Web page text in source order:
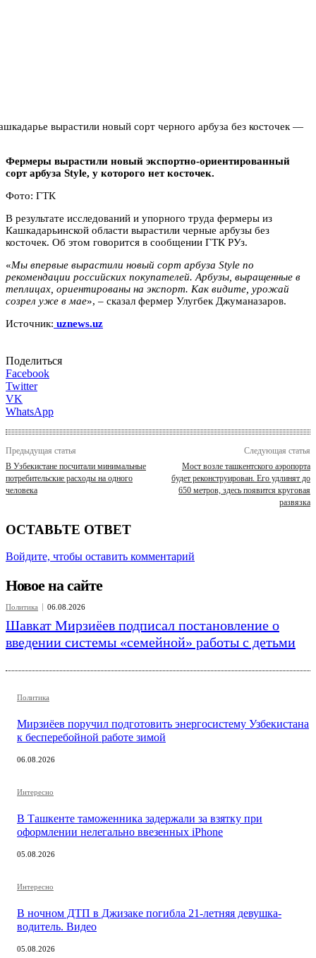
Фермеры вырастили новый экспортно-ориентированный
сорт арбуза Style, у которого нет косточек.
Фото: ГТК
В результате исследований и упорного труда фермеры из
Кашкадарьинской области вырастили черные арбузы без
косточек. Об этом говорится в сообщении ГТК РУз.
«Мы впервые вырастили новый сорт арбуза Style по
рекомендации российских покупателей. Арбузы, выращенные в
теплицах, ориентированы на экспорт. Как видите, урожай
созрел уже в мае», – сказал фермер Улугбек Джуманазаров.
Источник: uznews.uz
Поделиться
Facebook
Twitter
VK
WhatsApp
Предыдущая статья
В Узбекистане посчитали минимальные
потребительские расходы на одного
человека
Следующая статья
Мост возле ташкентского аэропорта
будет реконструирован. Его удлинят до
650 метров, здесь появится круговая
развязка
ОСТАВЬТЕ ОТВЕТ
Войдите, чтобы оставить комментарий
Новое на сайте
Политика 06.08.2026
Шавкат Мирзиёев подписал постановление о
введении системы «семейной» работы с детьми
Политика
Мирзиёев поручил подготовить энергосистему Узбекистана
к бесперебойной работе зимой
06.08.2026
Интересно
В Ташкенте таможенника задержали за взятку при
оформлении нелегально ввезенных iPhone
05.08.2026
Интересно
В ночном ДТП в Джизаке погибла 21-летняя девушка-
водитель. Видео
05.08.2026